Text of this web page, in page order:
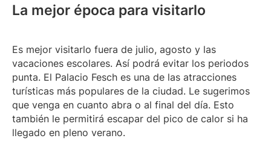
La mejor época para visitarlo
Es mejor visitarlo fuera de julio, agosto y las
vacaciones escolares. Así podrá evitar los periodos
punta. El Palacio Fesch es una de las atracciones
turísticas más populares de la ciudad. Le sugerimos
que venga en cuanto abra o al final del día. Esto
también le permitirá escapar del pico de calor si ha
llegado en pleno verano.